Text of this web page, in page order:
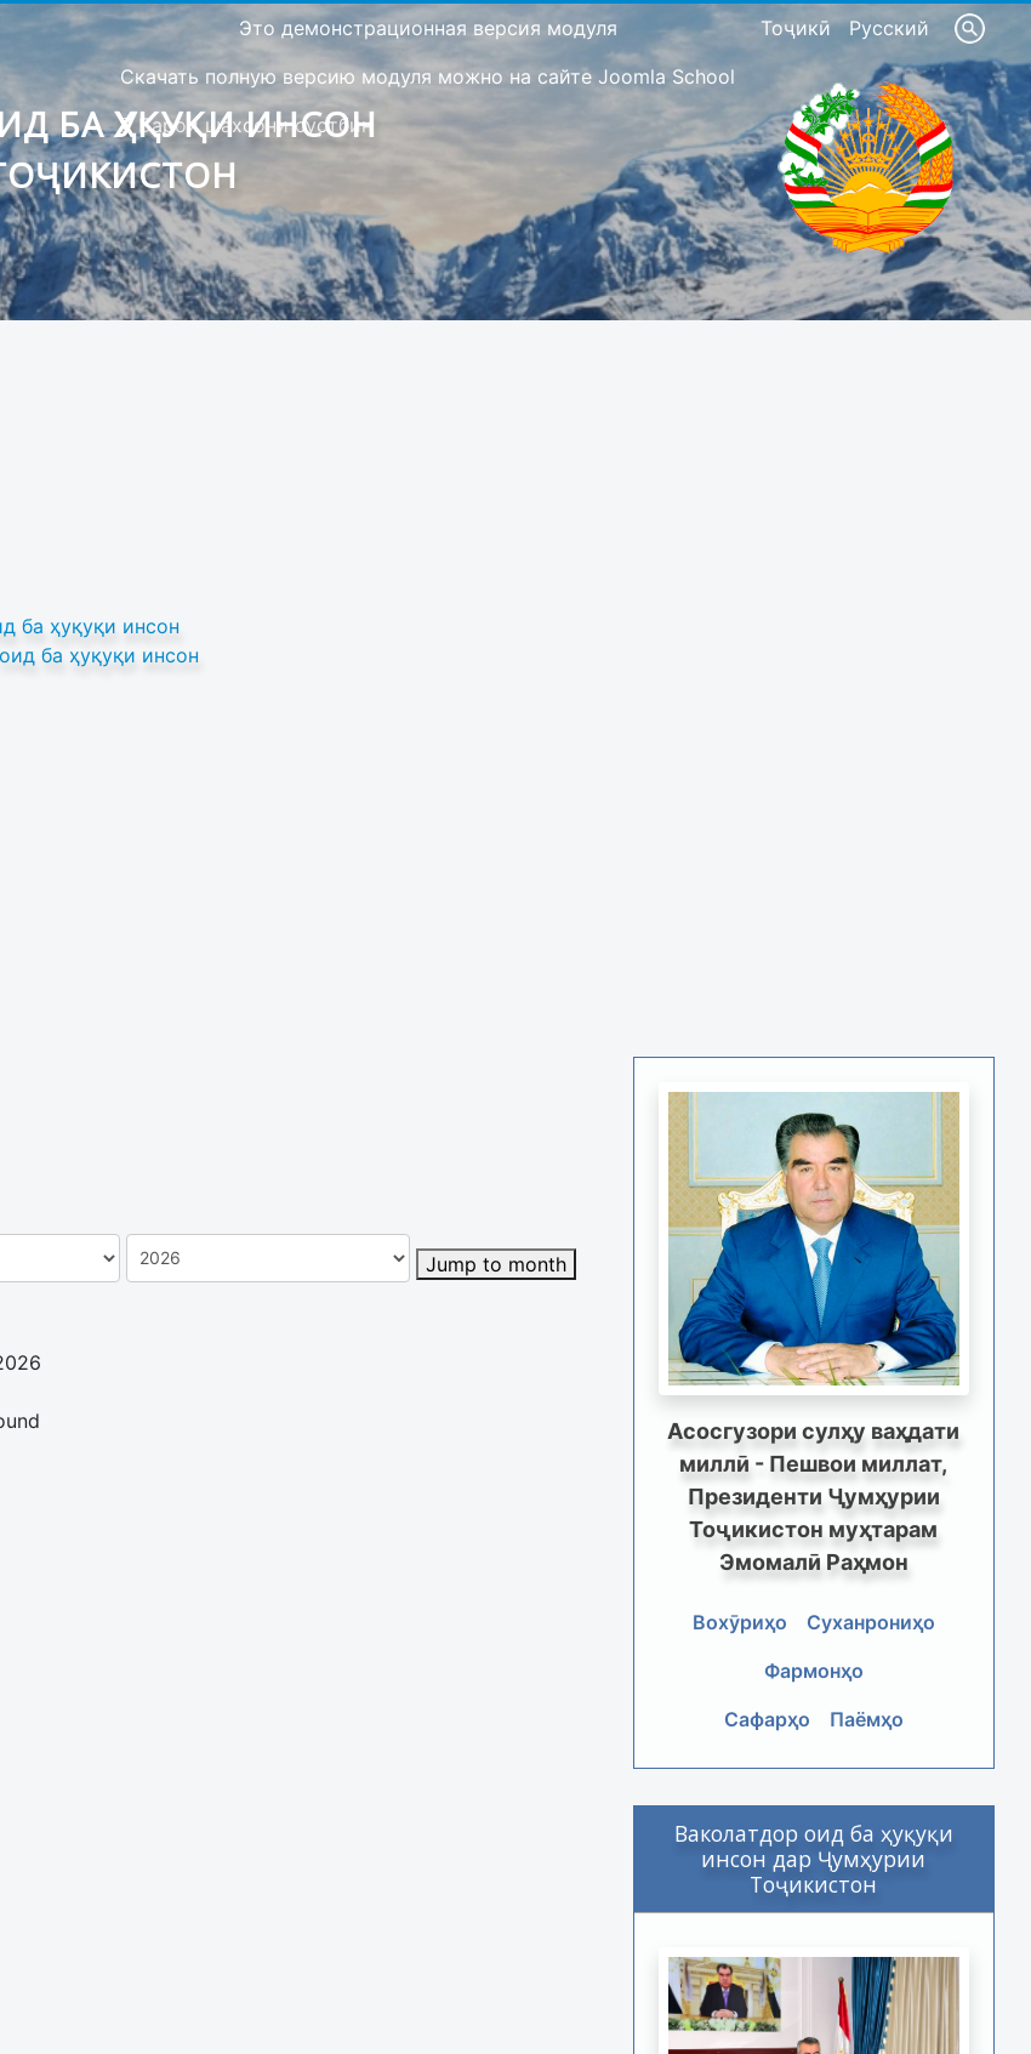
Тоҷикӣ Русский
Это демонстрационная версия модуля
Скачать полную версию модуля можно на сайте Joomla School
Барои шахсони сустбин
БА ҲУҚУҚИ ИНСОН
ба ҳуқуқи инсон
ба ҳуқуқи инсон
Jump to month
Асосгузори сулҳу ваҳдати
миллӣ - Пешвои миллат,
Президенти Ҷумҳурии
Тоҷикистон муҳтарам
Эмомалӣ Раҳмон
Вохӯриҳо
Суханрониҳо
Фармонҳо
Сафарҳо
Паёмҳо
Ваколатдор оид ба ҳуқуқи
инсон дар Ҷумҳурии
Тоҷикистон